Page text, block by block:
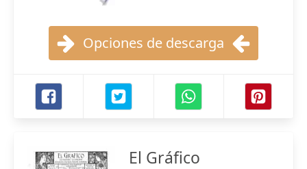
Opciones de descarga
El Gráfico